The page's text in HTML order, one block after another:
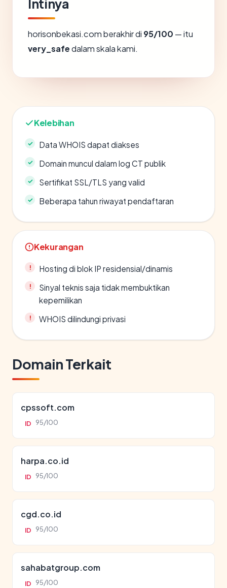
Intinya
horisonbekasi.com berakhir di 95/100 — itu
very_safedalam skala kami.
Kelebihan
Data WHOIS dapat diakses
Domain muncul dalam log CT publik
Sertifikat SSL/TLS yang valid
Beberapa tahun riwayat pendaftaran
Kekurangan
Hosting di blok IP residensial/dinamis
Sinyal teknis saja tidak membuktikan
kepemilikan
WHOIS dilindungi privasi
Domain Terkait
cpssoft.com
ID 95/100
harpa.co.id
ID 95/100
cgd.co.id
ID 95/100
sahabatgroup.com
ID 95/100